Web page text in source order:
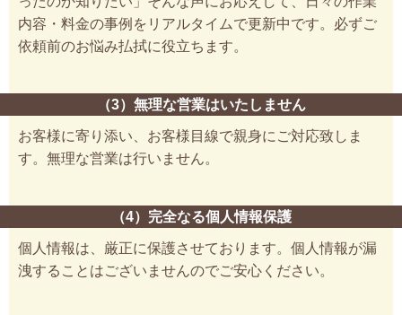
内容・料金の事例をリアルタイムで更新中です。必ずご
依頼前のお悩み払拭に役立ちます。
（3）無理な営業はいたしません
お客様に寄り添い、お客様目線で親身にご対応致しま
す。無理な営業は行いません。
（4）完全なる個人情報保護
個人情報は、厳正に保護させております。個人情報が漏
洩することはございませんのでご安心ください。